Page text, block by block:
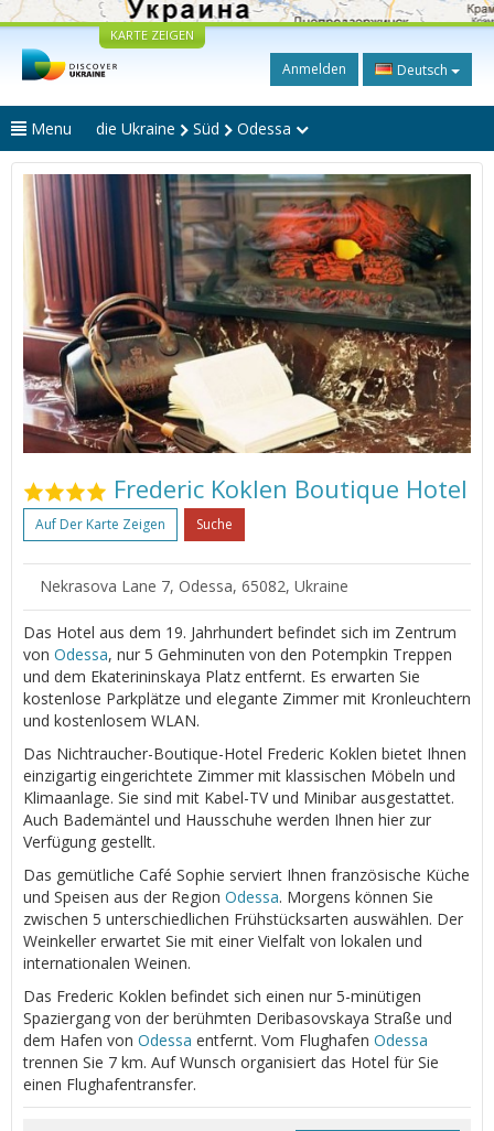
KARTE ZEIGEN
Anmelden Deutsch
Menu die Ukraine Süd Odessa
Frederic Koklen Boutique Hotel
Auf Der Karte Zeigen Suche
Nekrasova Lane 7, Odessa, 65082, Ukraine
Das Hotel aus dem 19. Jahrhundert befindet sich im Zentrum
von Odessa, nur 5 Gehminuten von den Potempkin Treppen
und dem Ekaterininskaya Platz entfernt. Es erwarten Sie
kostenlose Parkplätze und elegante Zimmer mit Kronleuchtern
und kostenlosem WLAN.
Das Nichtraucher-Boutique-Hotel Frederic Koklen bietet Ihnen
einzigartig eingerichtete Zimmer mit klassischen Möbeln und
Klimaanlage. Sie sind mit Kabel-TV und Minibar ausgestattet.
Auch Bademäntel und Hausschuhe werden Ihnen hier zur
Verfügung gestellt.
Das gemütliche Café Sophie serviert Ihnen französische Küche
und Speisen aus der Region Odessa. Morgens können Sie
zwischen 5 unterschiedlichen Frühstücksarten auswählen. Der
Weinkeller erwartet Sie mit einer Vielfalt von lokalen und
internationalen Weinen.
Das Frederic Koklen befindet sich einen nur 5-minütigen
Spaziergang von der berühmten Deribasovskaya Straße und
dem Hafen von Odessa entfernt. Vom Flughafen Odessa
trennen Sie 7 km. Auf Wunsch organisiert das Hotel für Sie
einen Flughafentransfer.